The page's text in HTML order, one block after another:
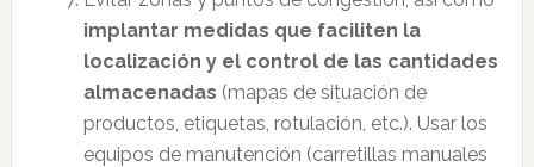
implantar medidas que faciliten la
localización y el control de las cantidades
almacenadas (mapas de situación de
productos, etiquetas, rotulación, etc.). Usar los
equipos de manutención (carretillas manuales